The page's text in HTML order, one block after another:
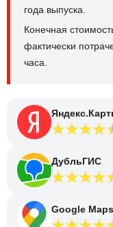
года выпуска.
Конечная
фактически
часа.
ДубльГИС
Google Maps